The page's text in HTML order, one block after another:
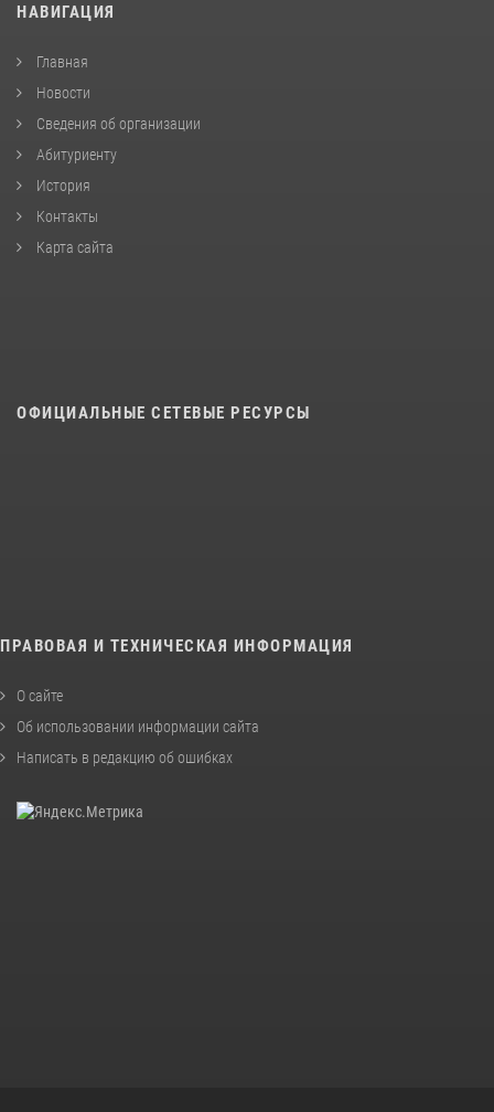
НАВИГАЦИЯ
Главная
Новости
Сведения об организации
Абитуриенту
История
Контакты
Карта сайта
ОФИЦИАЛЬНЫЕ СЕТЕВЫЕ РЕСУРСЫ
ПРАВОВАЯ И ТЕХНИЧЕСКАЯ ИНФОРМАЦИЯ
О сайте
Об использовании информации сайта
Написать в редакцию об ошибках